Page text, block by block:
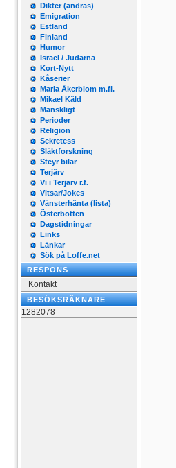
Dikter (andras)
Emigration
Estland
Finland
Humor
Israel / Judarna
Kort-Nytt
Kåserier
Maria Åkerblom m.fl.
Mikael Käld
Mänskligt
Perioder
Religion
Sekretess
Släktforskning
Steyr bilar
Terjärv
Vi i Terjärv r.f.
Vitsar/Jokes
Vänsterhänta (lista)
Österbotten
Dagstidningar
Links
Länkar
Sök på Loffe.net
RESPONS
Kontakt
BESÖKSRÄKNARE
1282078